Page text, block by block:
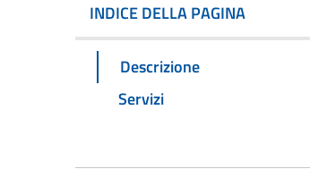
INDICE DELLA PAGINA
Descrizione
Servizi